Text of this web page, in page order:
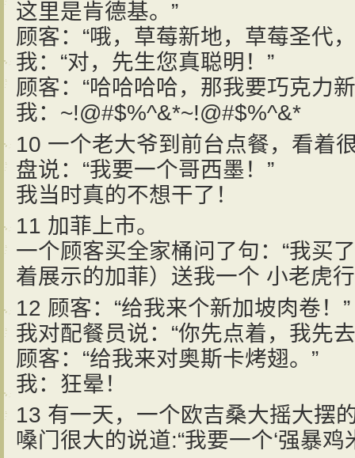
这里是肯德基。”
顾客：“哦，草莓新地，草莓圣代
我：“对，先生您真聪明！”
顾客：“哈哈哈哈，那我要巧克力
我：~!@#$%^&*~!@#$%^&*
10 一个老大爷到前台点餐，看着
盘说：“我要一个哥西墨！”
我当时真的不想干了！
11 加菲上市。
一个顾客买全家桶问了句：“我买
着展示的加菲）送我一个 小老虎
12 顾客：“给我来个新加坡肉卷！”
我对配餐员说：“你先点着，我先
顾客：“给我来对奥斯卡烤翅。”
我：狂晕！
13 有一天，一个欧吉桑大摇大摆
嗓门很大的说道:“我要一个‘强暴鸡